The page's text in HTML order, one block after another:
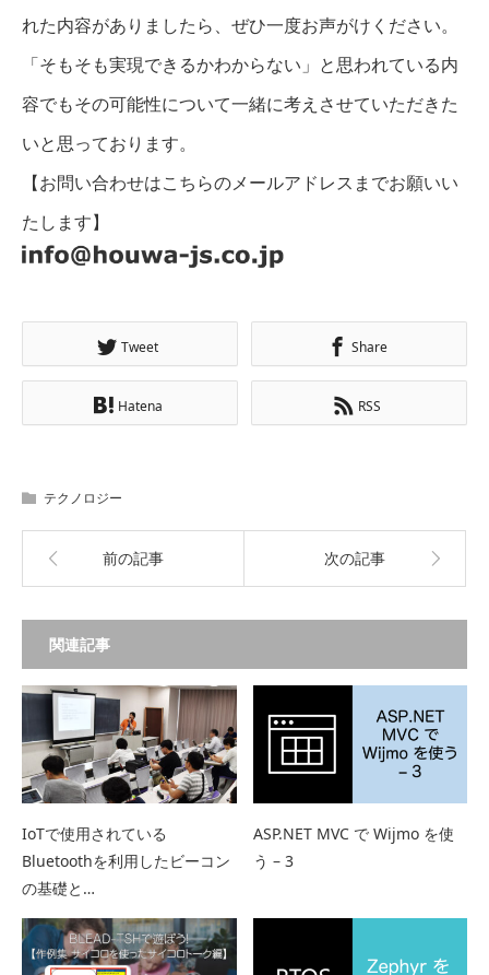
れた内容がありましたら、ぜひ一度お声がけください。
「そもそも実現できるかわからない」と思われている内
容でもその可能性について一緒に考えさせていただきた
いと思っております。
【お問い合わせはこちらのメールアドレスまでお願いい
たします】
Tweet Share
Hatena RSS
テクノロジー
前の記事 次の記事
関連記事
IoTで使用されている
Bluetoothを利用したビーコン
の基礎と…
ASP.NET MVC で Wijmo を使
う – 3